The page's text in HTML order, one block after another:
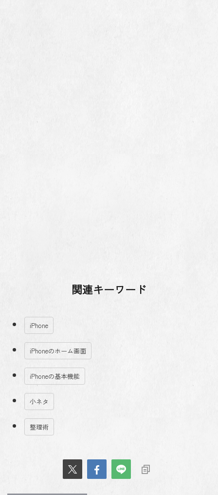
関連キーワード
iPhone
iPhoneのホーム画面
iPhoneの基本機能
小ネタ
整理術